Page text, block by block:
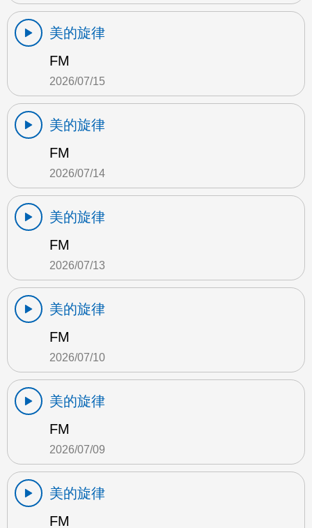
美的旋律
FM
2026/07/15
美的旋律
FM
2026/07/14
美的旋律
FM
2026/07/13
美的旋律
FM
2026/07/10
美的旋律
FM
2026/07/09
美的旋律
FM